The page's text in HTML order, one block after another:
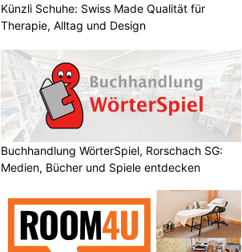
Künzli Schuhe: Swiss Made Qualität für
Therapie, Alltag und Design
Buchhandlung WörterSpiel, Rorschach SG:
Medien, Bücher und Spiele entdecken